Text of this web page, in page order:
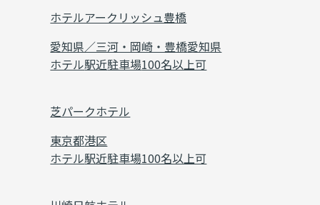
ホテルアークリッシュ豊橋
愛知県／三河・岡崎・豊橋愛知県
ホテル駅近駐車場100名以上可
芝パークホテル
東京都港区
ホテル駅近駐車場100名以上可